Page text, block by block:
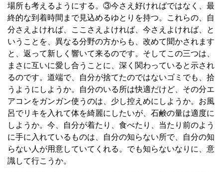
場所も考えるようにする。③今さえ好ければではなく、最
終的な到着時間まで見込めるゆとりを持つ。これらの、自
分さえよければ、ここさえよければ、今さえよければ、と
いうことを、異なる分野の方からも、改めて聞かされます
と、返って新しく響いて来るのです。そしてこの三つは、
まさに互いに愛し合うことに、深く関わっていると示され
るのです。道端で、自分が捨てたのではないゴミでも、拾
うようにしようか。自分のいる所は快適だけど、その分エ
アコンをガンガン使うのは、少し控えめにしようか。お風
呂でリキを入れて体を綺麗にしたいが、石鹸の量は適度に
しようか。今、自分が着たり、食べたり、当たり前のよう
に手に入れているものは、自分の知らない所で、自分の知
らない人が用意していてくれる。でも知らないなりに、意
識して行こうか。